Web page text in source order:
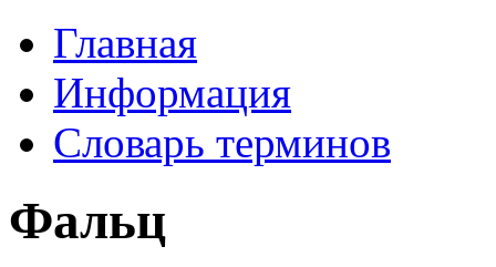
Главная
Информация
Словарь терминов
Фальц